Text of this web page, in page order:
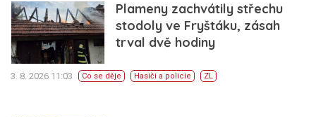
Plameny zachvátily střechu
stodoly ve Fryštáku, zásah
trval dvě hodiny
3. 8. 2026 11:03 Co se děje Hasiči a policie ZL